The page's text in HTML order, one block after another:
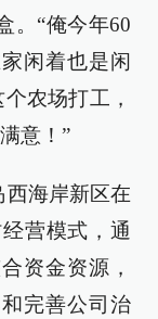
。“俺今年60
闲着也是闲
农场打工，
意！”
西海岸新区在
营模式，通
资金资源，
完善公司治